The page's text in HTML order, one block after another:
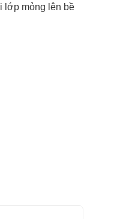
lớp mỏng lên bề